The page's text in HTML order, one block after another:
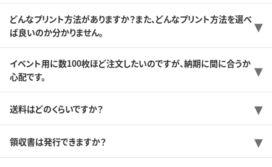
どんなプリント方法がありますか？また、どんなプリント方法を選べ
ば良いのか分かりません。
イベント用に数100枚ほど注文したいのですが、納期に間に合うか
心配です。
送料はどのくらいですか？
領収書は発行できますか？